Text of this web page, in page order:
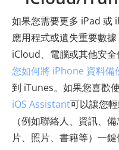
如果您需要更多 iPad 或
應用程式或遺失重要數據
iCloud、電腦或其他安
您如何將 iPhone 資料備
到 iTunes。如果您喜歡
iOS Assistant可以讓您
（例如聯絡人、資訊、
片、照片、書籍等）一鍵